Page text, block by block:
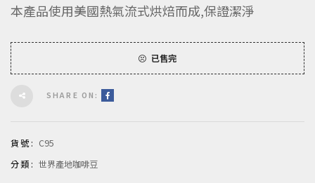
本產品使用美國熱氣流式烘焙而成,保證潔淨
已售完
SHARE ON:
貨號: C95
分類: 世界產地咖啡豆